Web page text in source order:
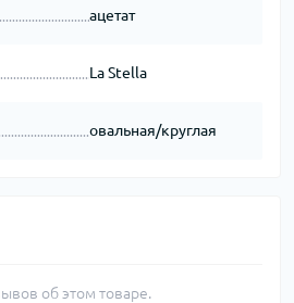
ацетат
La Stella
овальная/круглая
об этом товаре.